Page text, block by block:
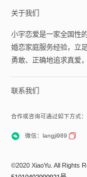
关于我们
小宇恋爱是一家全国性
婚恋家庭服务经验，立
勇敢、正确地追求真爱
联系我们
合作或咨询可通过如下方式：
微信：langji989
©2020 XiaoYu. All Rights